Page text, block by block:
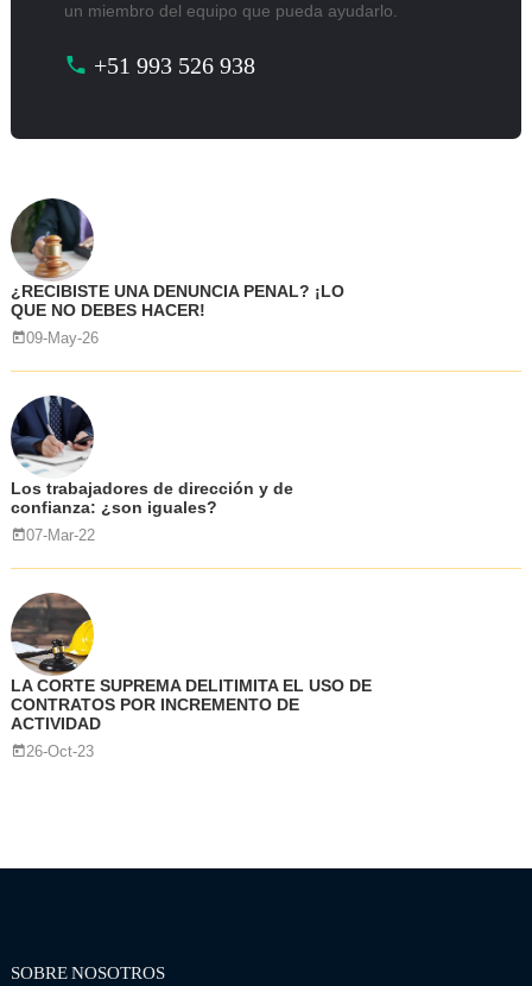
un miembro del equipo que pueda ayudarlo.
+51 993 526 938
¿RECIBISTE UNA DENUNCIA PENAL? ¡LO
QUE NO DEBES HACER!
09-May-26
Los trabajadores de dirección y de
confianza: ¿son iguales?
07-Mar-22
LA CORTE SUPREMA DELITIMITA EL USO DE
CONTRATOS POR INCREMENTO DE
ACTIVIDAD
26-Oct-23
SOBRE NOSOTROS